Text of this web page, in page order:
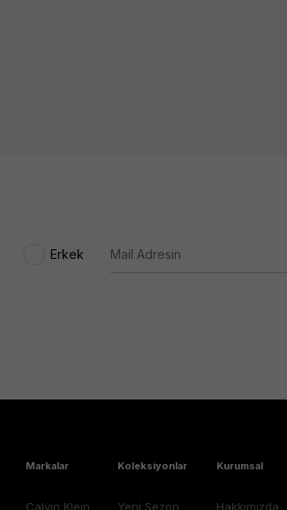
Erkek
Markalar
Calvin Klein
Koleksiyonlar
Yeni Sezon
Kurumsal
Hakkımızda